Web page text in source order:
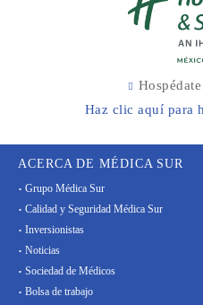
Haz clic aquí para
ACERCA DE MÉDICA SUR
Grupo Médica Sur
Calidad y Seguridad Médica Sur
Inversionistas
Noticias
Sociedad de Médicos
Bolsa de trabajo